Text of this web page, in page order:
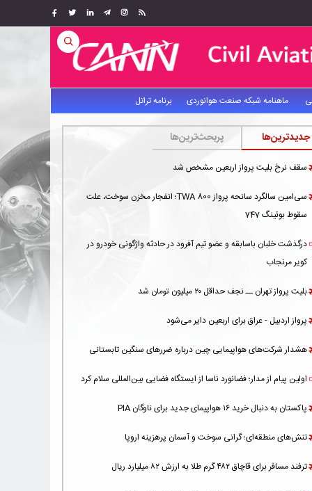
ماهنامه شبکه صنعت هوانوردی برنامه تراتل
جدیدترین‌ها پربحث‌ترین‌ها
سقف نرخ بلیت پرواز اربعین مشخص شد
سی‌امین سالگرد سانحه پرواز TWA 800؛ انفجار مخزن سوخت، علت
سقوط بوئینگ 747
درگذشت خلبان باسابقه و عضو تیم آفرود در حادثه واژگونی خودرو در
کویر مرنجاب
بلیت پرواز تهران ــ نجف حداقل ۲۰ میلیون تومان شد
پرواز اردبیل - عراق برای اربعین دایر می‌شود
هشدار شرکت‌های هواپیمایی چین درباره ضررهای سنگین تابستانی
اولین پیام از مدار؛ فضانورد ناسا از ایستگاه فضایی بین‌المللی سلام کرد
پاکستان به دنبال خرید ۱۶ هواپیمای جدید برای ناوگان PIA
تنش‌های منطقه‌ای؛ گرانی سوخت و آسمان پرهزینه اروپا
ترفند مسافر برای قاچاق ۴۸۲ گرم طلا به ارزش ۸۲ میلیارد ریال